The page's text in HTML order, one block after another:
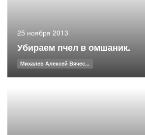
25 ноября 2013
Убираем пчел в омшаник.
Михалев Алексей Вячес...